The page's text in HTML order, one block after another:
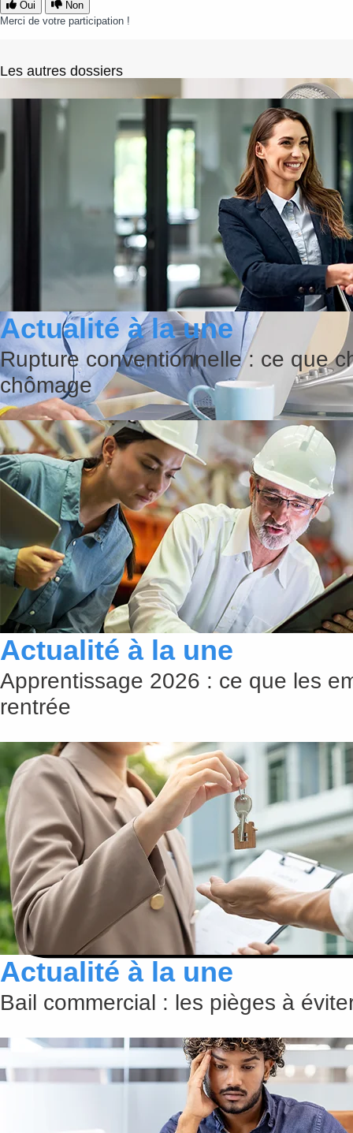
Oui
Non
Merci de votre participation !
Les autres dossiers
Comment agir en cas de canicule
Quelles sont les obligations de l’employeur en cas de fortes chaleurs ? Le
travailleurs contre les risques li...
Lire cette actualité
Actualité à la une
Rupture conventionnelle : ce que
chômage
Actualité à la une
Apprentissage 2026 : ce que les
rentrée
Actualité à la une
Bail commercial : les pièges à